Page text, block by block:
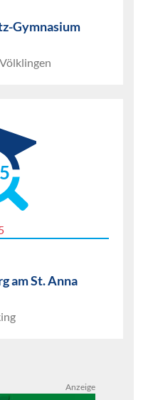
Gymnasium
am St. Anna
Anzeige